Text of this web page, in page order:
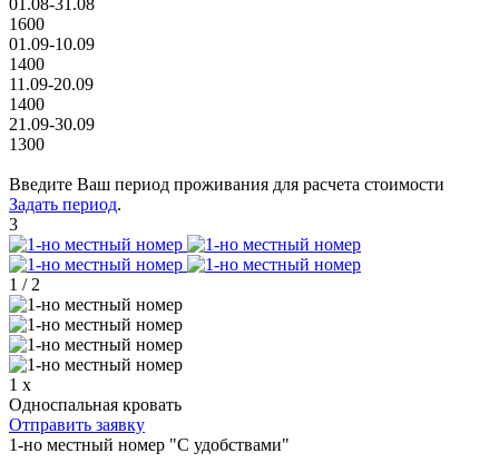
1600
01.09-10.09
1400
11.09-20.09
1400
21.09-30.09
1300
Введите Ваш период проживания для расчета стоимости
Задать период.
3
1 / 2
1 x
Односпальная кровать
Отправить заявку
1-но местный номер "С удобствами"